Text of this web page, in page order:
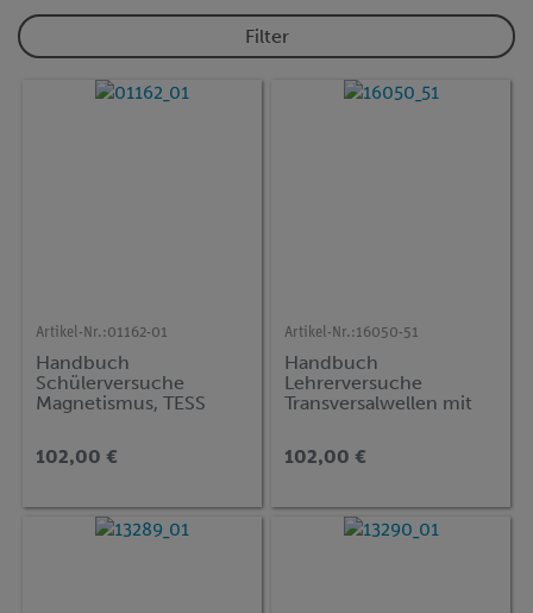
Filter
Artikel-Nr.:01162-01
Handbuch
Schülerversuche
Magnetismus, TESS
102,00 €
Artikel-Nr.:16050-51
Handbuch
Lehrerversuche
Transversalwellen mit
102,00 €